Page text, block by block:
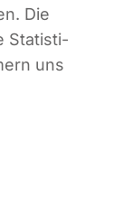
Die
Sta­tis­ti­
uns